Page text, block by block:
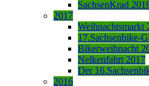
SachsenKrad
2017
Weihnachtsmarkt
17.Sachsenbike-
Bikerweihnacht
Nelkenfahrt 2017
Der
2016